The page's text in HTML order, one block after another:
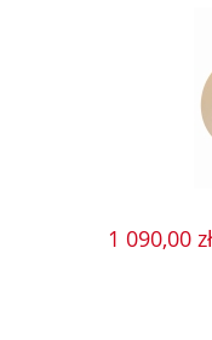
1 090,00 zł